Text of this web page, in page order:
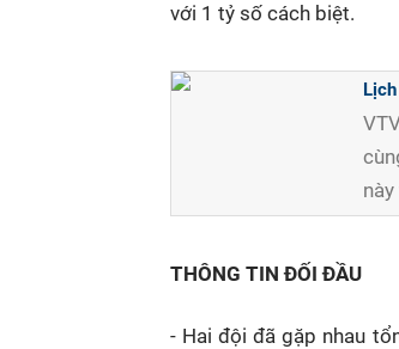
với 1 tỷ số cách biệt.
THÔNG TIN ĐỐI ĐẦU
- Hai đội đã gặp nhau